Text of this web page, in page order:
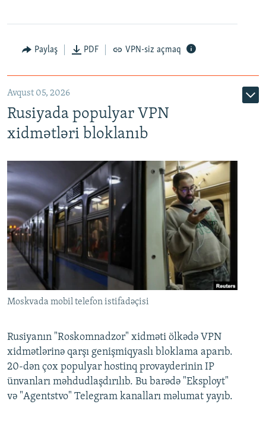
Paylaş PDF VPN-siz açmaq
Avqust 05, 2026
Rusiyada populyar VPN
xidmətləri bloklanıb
Moskvada mobil telefon istifadəçisi
Rusiyanın "Roskomnadzor" xidməti ölkədə VPN
xidmətlərinə qarşı genişmiqyaslı bloklama aparıb.
20-dən çox populyar hostinq provayderinin IP
ünvanları məhdudlaşdırılıb. Bu barədə "Eksployt"
və "Agentstvo" Telegram kanalları məlumat yayıb.